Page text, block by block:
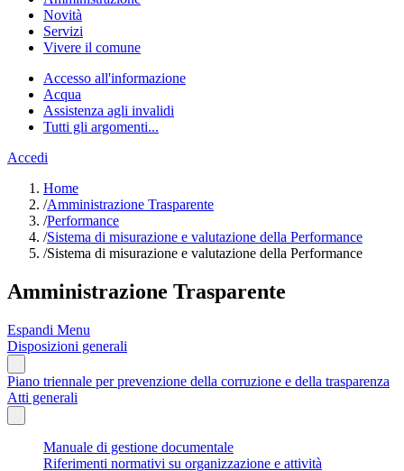
Novità
Servizi
Vivere il comune
Accesso all'informazione
Acqua
Assistenza agli invalidi
Tutti gli argomenti...
Accedi
Home
/Amministrazione Trasparente
/Performance
/Sistema di misurazione e valutazione della Performance
/Sistema di misurazione e valutazione della Performance
Amministrazione Trasparente
Espandi Menu
Disposizioni generali
Piano triennale per prevenzione della corruzione e della trasparenza
Atti generali
Manuale di gestione documentale
Riferimenti normativi su organizzazione e attività